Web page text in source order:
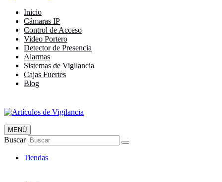
Inicio
Cámaras IP
Control de Acceso
Video Portero
Detector de Presencia
Alarmas
Sistemas de Vigilancia
Cajas Fuertes
Blog
Artículos de Vigilancia
Envió 24/7!!!
MENÚ
Buscar
Tiendas